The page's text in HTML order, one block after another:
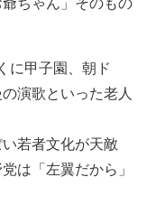
に甲子園、朝ド
演歌といった老人
若者文化が天敵
は「左翼だから」